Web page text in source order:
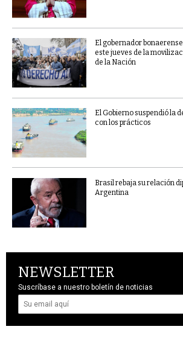
El gobernador
este jueves de la
de la Nación
El Gobierno suspendió la
con los prácticos
Brasil rebaja su relación
Argentina
NEWSLETTER
Suscríbase a nuestro boletín de noticias